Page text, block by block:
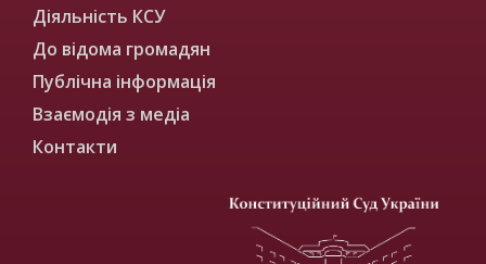
Діяльність КСУ
До відома громадян
Публічна інформація
Взаємодія з медіа
Контакти